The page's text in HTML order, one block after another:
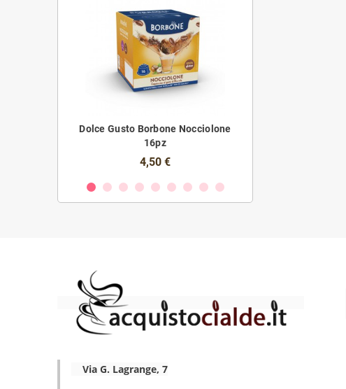
Dolce Gusto Borbone Nocciolone
16pz
4,50 €
Via G. Lagrange, 7